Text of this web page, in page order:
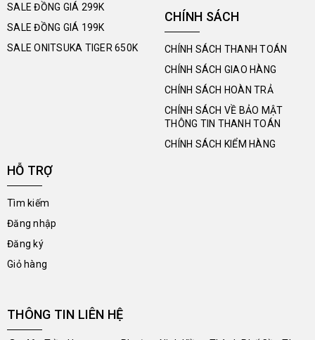
SALE ĐỒNG GIÁ 299K
SALE ĐỒNG GIÁ 199K
SALE ONITSUKA TIGER 650K
CHÍNH SÁCH
CHÍNH SÁCH THANH TOÁN
CHÍNH SÁCH GIAO HÀNG
CHÍNH SÁCH HOÀN TRẢ
CHÍNH SÁCH VỀ BẢO MẬT
THÔNG TIN THANH TOÁN
CHÍNH SÁCH KIỂM HÀNG
HỖ TRỢ
Tìm kiếm
Đăng nhập
Đăng ký
Giỏ hàng
THÔNG TIN LIÊN HỆ